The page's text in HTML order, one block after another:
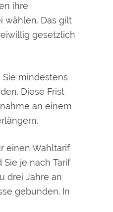
ihre
wählen. Das gilt
gesetzlich
Sie mindestens
Diese Frist
an einem
einen Wahltarif
je nach Tarif
drei Jahre an
gebunden. In